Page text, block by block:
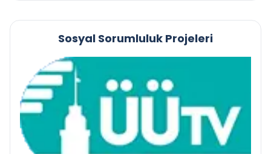
Sosyal Sorumluluk Projeleri